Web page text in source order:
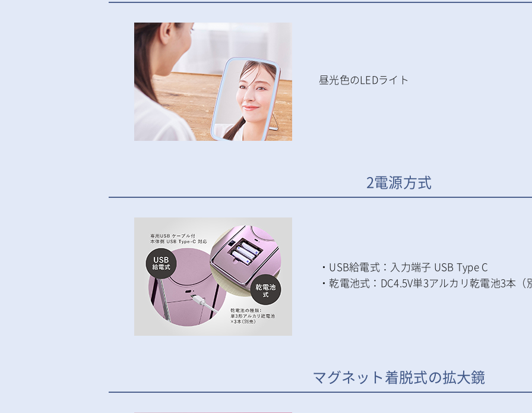
昼光色のLEDライト
2電源方式
・USB給電式：入力端子 USB Type C
・乾電池式：DC4.5V単3アルカリ乾電池3本（
マグネット着脱式の拡大鏡